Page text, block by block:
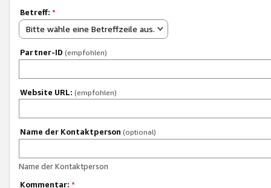
Betreff: *
Bitte wähle eine Betreffzeile aus.
Partner-ID (empfohlen)
Website URL: (empfohlen)
Name der Kontaktperson (optional)
Name der Kontaktperson
Kommentar: *